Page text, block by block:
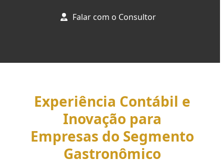
Falar com o Consultor
Experiência Contábil e
Inovação para
Empresas do Segmento
Gastronômico